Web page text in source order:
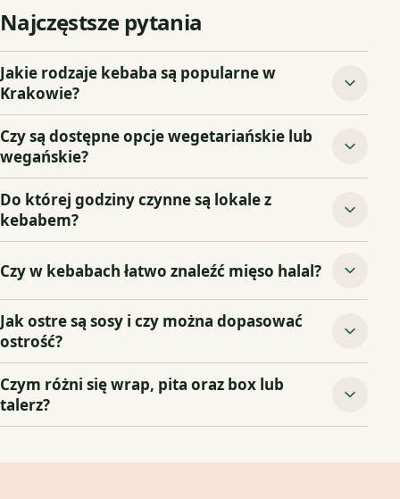
Najczęstsze pytania
Jakie rodzaje kebaba są popularne w
Krakowie?
Czy są dostępne opcje wegetariańskie lub
wegańskie?
Do której godziny czynne są lokale z
kebabem?
Czy w kebabach łatwo znaleźć mięso halal?
Jak ostre są sosy i czy można dopasować
ostrość?
Czym różni się wrap, pita oraz box lub
talerz?